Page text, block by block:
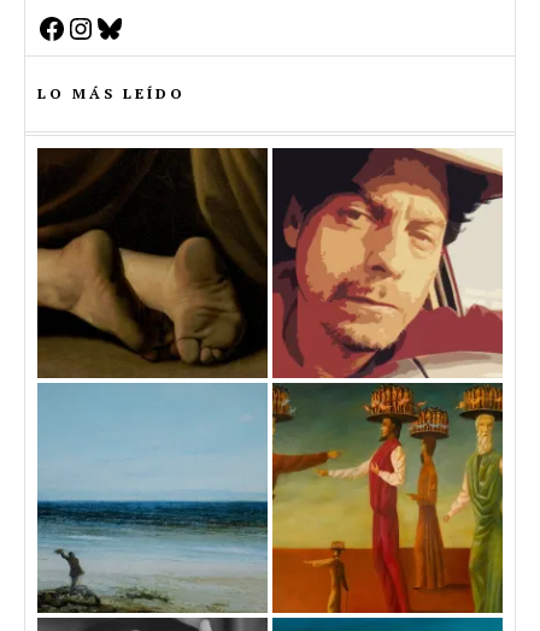
Facebook
Instagram
Bluesky
LO MÁS LEÍDO